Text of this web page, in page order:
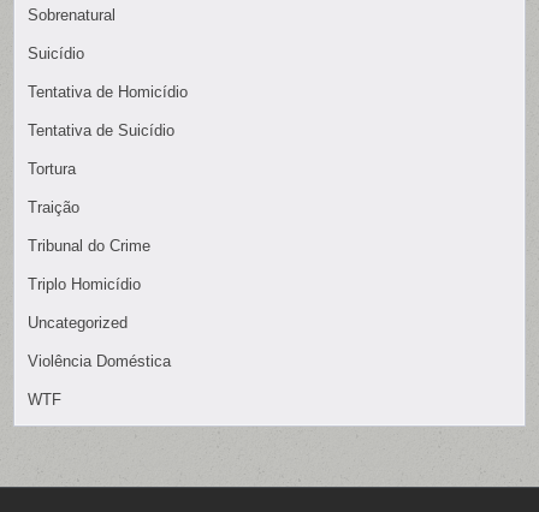
Sobrenatural
Suicídio
Tentativa de Homicídio
Tentativa de Suicídio
Tortura
Traição
Tribunal do Crime
Triplo Homicídio
Uncategorized
Violência Doméstica
WTF